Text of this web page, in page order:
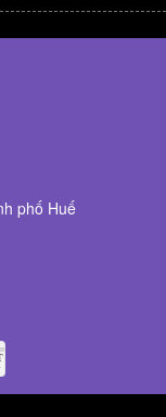
phố Huế